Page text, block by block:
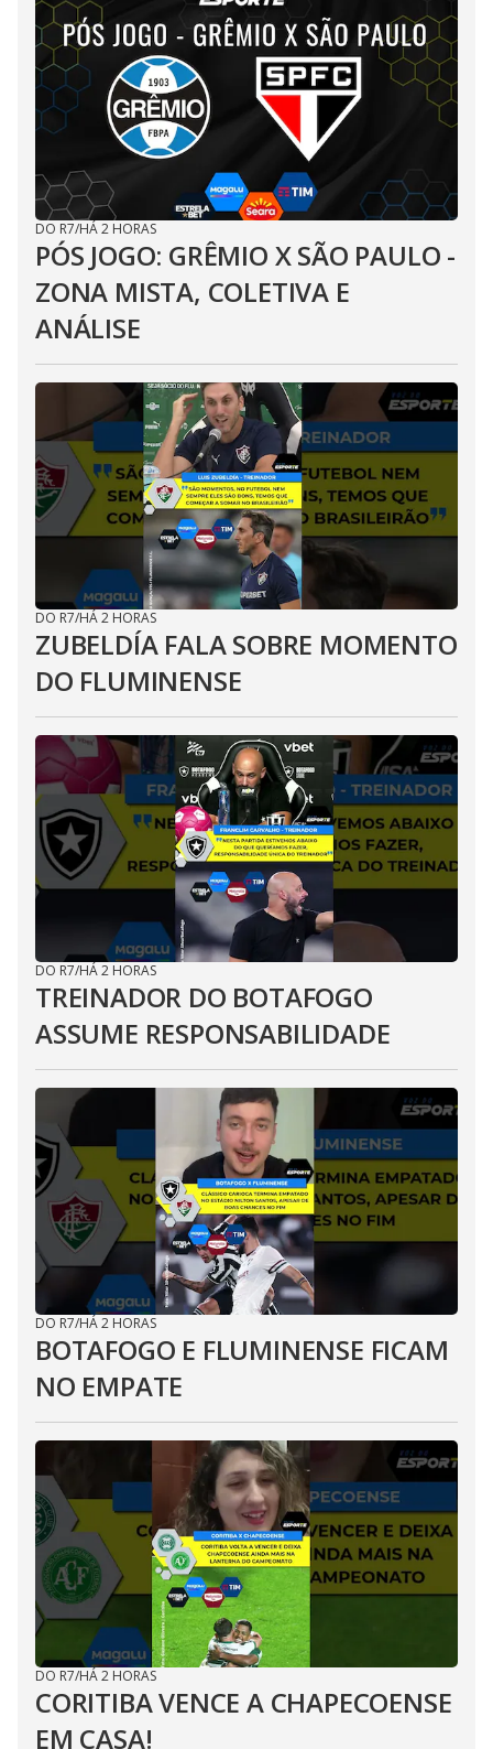
DO R7/HÁ 2 HORAS
PÓS JOGO: GRÊMIO X SÃO PAULO -
ZONA MISTA, COLETIVA E
ANÁLISE
DO R7/HÁ 2 HORAS
ZUBELDÍA FALA SOBRE MOMENTO
DO FLUMINENSE
DO R7/HÁ 2 HORAS
TREINADOR DO BOTAFOGO
ASSUME RESPONSABILIDADE
DO R7/HÁ 2 HORAS
BOTAFOGO E FLUMINENSE FICAM
NO EMPATE
DO R7/HÁ 2 HORAS
CORITIBA VENCE A CHAPECOENSE
EM CASA!